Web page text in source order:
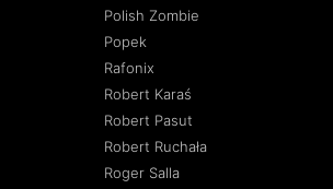
Polish Zombie
Popek
Rafonix
Robert Karaś
Robert Pasut
Robert Ruchała
Roger Salla